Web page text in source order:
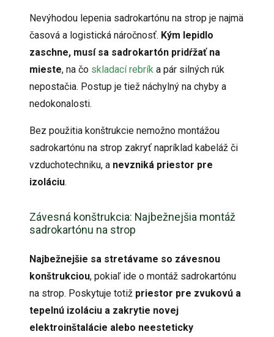
Nevýhodou lepenia sadrokartónu na strop je najmä
časová a logistická náročnosť. Kým lepidlo
zaschne, musí sa sadrokartón pridŕžať na
mieste, na čo skladací rebrík a pár silných rúk
nepostačia. Postup je tiež náchylný na chyby a
nedokonalosti.
Bez použitia konštrukcie nemožno montážou
sadrokartónu na strop zakryť napríklad kabeláž či
vzduchotechniku, a nevzniká priestor pre
izoláciu.
Závesná konštrukcia: Najbežnejšia montáž
sadrokartónu na strop
Najbežnejšie sa stretávame so závesnou
konštrukciou, pokiaľ ide o montáž sadrokartónu
na strop. Poskytuje totiž priestor pre zvukovú a
tepelnú izoláciu a zakrytie novej
elektroinštalácie alebo neesteticky